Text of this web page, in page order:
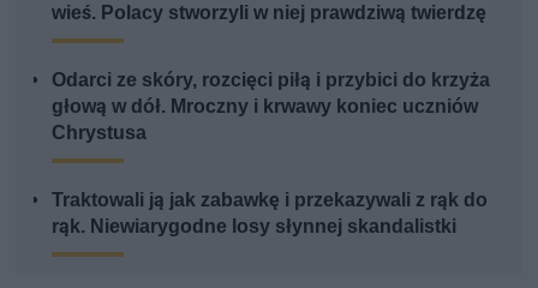
wieś. Polacy stworzyli w niej prawdziwą twierdzę
Odarci ze skóry, rozcięci piłą i przybici do krzyża
głową w dół. Mroczny i krwawy koniec uczniów
Chrystusa
Traktowali ją jak zabawkę i przekazywali z rąk do
rąk. Niewiarygodne losy słynnej skandalistki